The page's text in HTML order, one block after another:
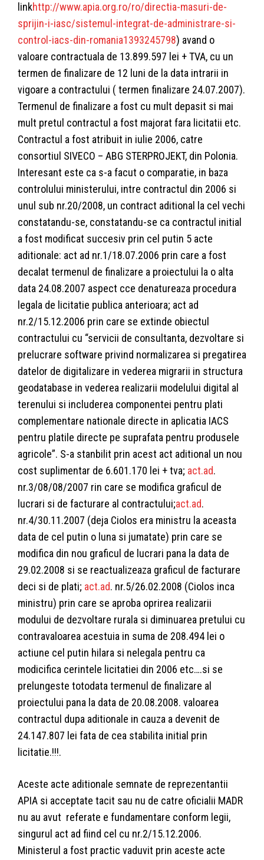
linkhttp://www.apia.org.ro/ro/directia-masuri-de-
sprijin-i-iasc/sistemul-integrat-de-administrare-si-
control-iacs-din-romania1393245798) avand o
valoare contractuala de 13.899.597 lei + TVA, cu un
termen de finalizare de 12 luni de la data intrarii in
vigoare a contractului ( termen finalizare 24.07.2007).
Termenul de finalizare a fost cu mult depasit si mai
mult pretul contractul a fost majorat fara licitatii etc.
Contractul a fost atribuit in iulie 2006, catre
consortiul SIVECO – ABG STERPROJEKT, din Polonia.
Interesant este ca s-a facut o comparatie, in baza
controlului ministerului, intre contractul din 2006 si
unul sub nr.20/2008, un contract aditional la cel vechi
constatandu-se, constatandu-se ca contractul initial
a fost modificat succesiv prin cel putin 5 acte
aditionale: act ad nr.1/18.07.2006 prin care a fost
decalat termenul de finalizare a proiectului la o alta
data 24.08.2007 aspect cce denatureaza procedura
legala de licitatie publica anterioara; act ad
nr.2/15.12.2006 prin care se extinde obiectul
contractului cu “servicii de consultanta, dezvoltare si
prelucrare software privind normalizarea si pregatirea
datelor de digitalizare in vederea migrarii in structura
geodatabase in vederea realizarii modelului digital al
terenului si includerea componentei pentru plati
complementare nationale directe in aplicatia IACS
pentru platile directe pe suprafata pentru produsele
agricole”. S-a stanbilit prin acest act aditional un nou
cost suplimentar de 6.601.170 lei + tva; act.ad.
nr.3/08/08/2007 rin care se modifica graficul de
lucrari si de facturare al contractului;act.ad.
nr.4/30.11.2007 (deja Ciolos era ministru la aceasta
data de cel putin o luna si jumatate) prin care se
modifica din nou graficul de lucrari pana la data de
29.02.2008 si se reactualizeaza graficul de facturare
deci si de plati; act.ad. nr.5/26.02.2008 (Ciolos inca
ministru) prin care se aproba oprirea realizarii
modului de dezvoltare rurala si diminuarea pretului cu
contravaloarea acestuia in suma de 208.494 lei o
actiune cel putin hilara si nelegala pentru ca
modicifica cerintele licitatiei din 2006 etc….si se
prelungeste totodata termenul de finalizare al
proiectului pana la data de 20.08.2008. valoarea
contractul dupa aditionale in cauza a devenit de
24.147.807 lei fata de cea stabilita initial prin
licitatie.!!!.
Aceste acte aditionale semnate de reprezentantii
APIA si acceptate tacit sau nu de catre oficialii MADR
nu au avut referate e fundamentare conform legii,
singurul act ad fiind cel cu nr.2/15.12.2006.
Ministerul a fost practic vaduvit prin aceste acte